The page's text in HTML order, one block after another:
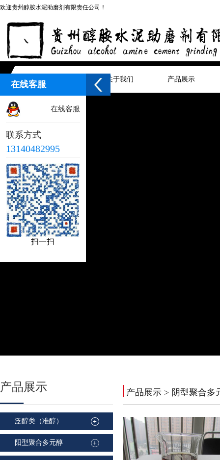
欢迎贵州醇胺水泥助磨剂有限责任公司！
网站首页 关于我们 产品展示
产品展示
泛醇类（准醇） +
阳型聚合多元醇 +
产品展示 > 阴型聚合多
在线客服
在线客服
联系方式
13140482995
扫一扫